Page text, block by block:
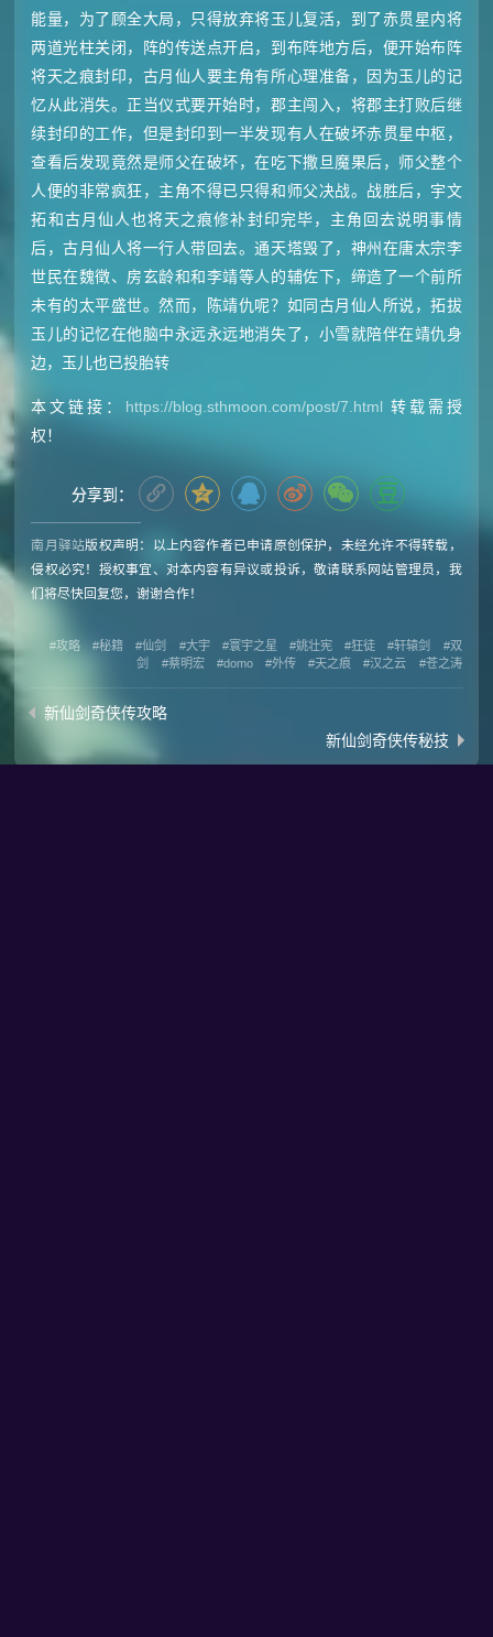
能量，为了顾全大局，只得放弃将玉儿复活，到了赤贯星内将
两道光柱关闭，阵的传送点开启，到布阵地方后，便开始布阵
将天之痕封印，古月仙人要主角有所心理准备，因为玉儿的记
忆从此消失。正当仪式要开始时，郡主闯入，将郡主打败后继
续封印的工作，但是封印到一半发现有人在破坏赤贯星中枢，
查看后发现竟然是师父在破坏，在吃下撒旦魔果后，师父整个
人便的非常疯狂，主角不得已只得和师父决战。战胜后，宇文
拓和古月仙人也将天之痕修补封印完毕，主角回去说明事情
后，古月仙人将一行人带回去。通天塔毁了，神州在唐太宗李
世民在魏徵、房玄龄和和李靖等人的辅佐下，缔造了一个前所
未有的太平盛世。然而，陈靖仇呢？如同古月仙人所说，拓拔
玉儿的记忆在他脑中永远永远地消失了，小雪就陪伴在靖仇身
边，玉儿也已投胎转
本文链接： https://blog.sthmoon.com/post/7.html 转载需授
权！
分享到：
南月驿站版权声明：以上内容作者已申请原创保护，未经允许不得转载，
侵权必究！授权事宜、对本内容有异议或投诉，敬请联系网站管理员，我
们将尽快回复您，谢谢合作！
攻略 秘籍 仙剑 大宇 寰宇之星 姚壮宪 狂徒 轩辕剑
双
剑
蔡明宏 domo 外传 天之痕 汉之云 苍之涛
新仙剑奇侠传攻略
新仙剑奇侠传秘技